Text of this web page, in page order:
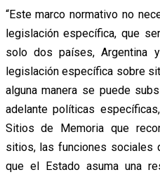
“Este marco normativo no
legislación específica, que
solo dos países, Argentina
legislación específica sobre
alguna manera se puede
adelante políticas
Sitios de Memoria que
sitios, las funciones sociales
que el Estado asuma una